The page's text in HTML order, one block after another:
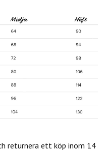
returnera ett köp inom 14